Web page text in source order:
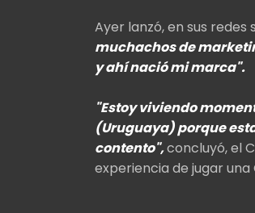
Ayer lanzó, en sus
muchachos de
y ahí nació mi marca".
"Estoy viviendo
(Uruguaya) porque
contento",concluyó, el
experiencia de jugar una